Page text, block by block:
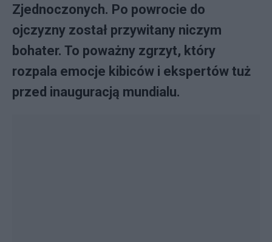
Zjednoczonych. Po powrocie do
ojczyzny został przywitany niczym
bohater. To poważny zgrzyt, który
rozpala emocje kibiców i ekspertów tuż
przed inauguracją mundialu.